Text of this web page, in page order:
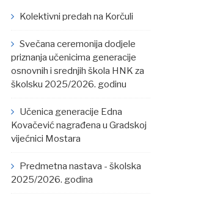
Kolektivni predah na Korčuli
Svečana ceremonija dodjele
priznanja učenicima generacije
osnovnih i srednjih škola HNK za
školsku 2025/2026. godinu
Učenica generacije Edna
Kovačević nagrađena u Gradskoj
vijećnici Mostara
Predmetna nastava - školska
2025/2026. godina